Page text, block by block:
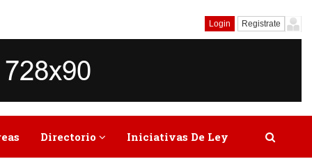
Login Registrate
Directorio Iniciativas De Ley